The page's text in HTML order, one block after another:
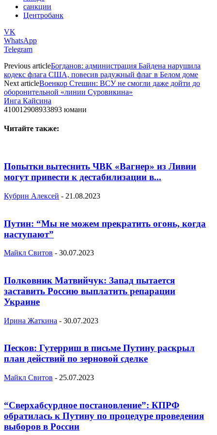
санкции
Центробанк
VK
WhatsApp
Telegram
Previous articleБогданов: администрация Байдена нарушила
кодекс флага США, повесив радужный флаг в Белом доме
Next articleВоенкор Стешин: ВСУ не смогли даже дойти до
оборонительной «линии Суровикина»
Инга Кайсина
410012908933893 юмани
Читайте также:
Попытки вытеснить ЧВК «Вагнер» из Ливии
могут привести к дестабилизации в...
Кубрин Алексей - 21.08.2023
Путин: “Мы не можем прекратить огонь, когда
наступают”
Майкл Свитов - 30.07.2023
Полковник Матвийчук: Запад пытается
заставить Россию выплатить репарации
Украине
Ирина Жаткина - 30.07.2023
Песков: Гутерриш в письме Путину раскрыл
план действий по зерновой сделке
Майкл Свитов - 25.07.2023
“Сверхабсурдное постановление”: КПРФ
обратилась к Путину по процедуре проведения
выборов в России